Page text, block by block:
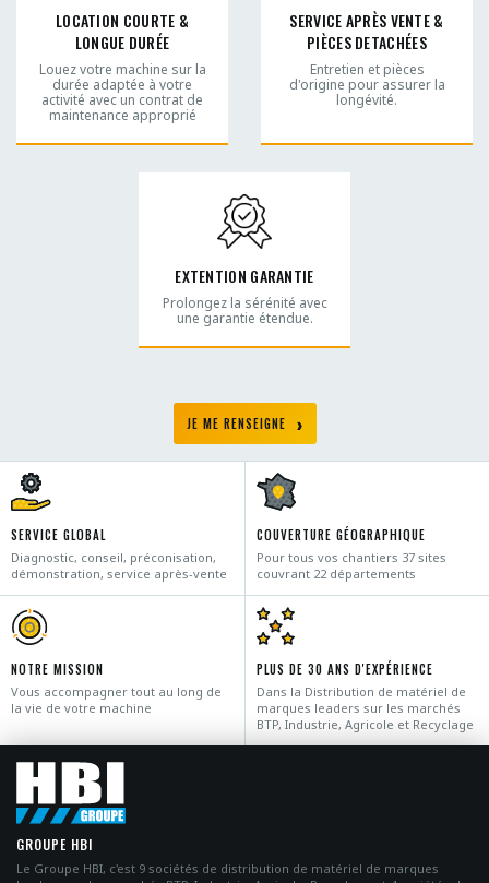
LOCATION COURTE &
LONGUE DURÉE
Louez votre machine sur la
durée adaptée à votre
activité avec un contrat de
maintenance approprié
SERVICE APRÈS VENTE &
PIÈCES DETACHÉES
Entretien et pièces
d'origine pour assurer la
longévité.
EXTENTION GARANTIE
Prolongez la sérénité avec
une garantie étendue.
JE ME RENSEIGNE
SERVICE GLOBAL
Diagnostic, conseil, préconisation,
démonstration, service après-vente
COUVERTURE GÉOGRAPHIQUE
Pour tous vos chantiers 37 sites
couvrant 22 départements
NOTRE MISSION
Vous accompagner tout au long de
la vie de votre machine
PLUS DE 30 ANS D'EXPÉRIENCE
Dans la Distribution de matériel de
marques leaders sur les marchés
BTP, Industrie, Agricole et Recyclage
GROUPE HBI
Le Groupe HBI, c'est 9 sociétés de distribution de matériel de marques